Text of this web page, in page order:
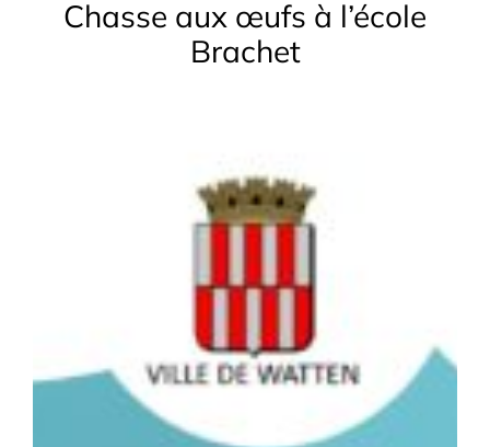
Chasse aux œufs à l’école
Brachet